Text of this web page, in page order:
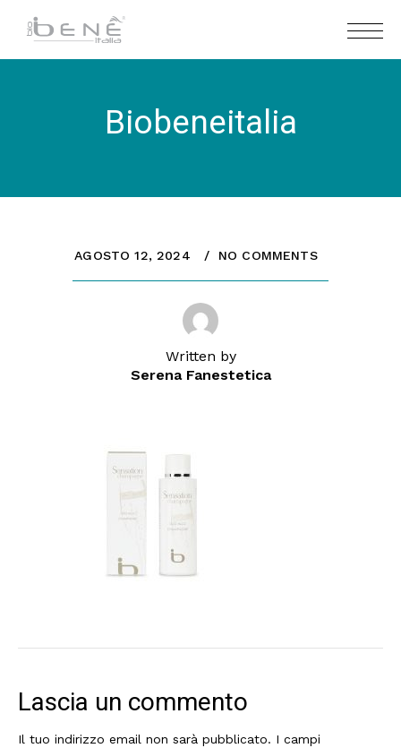
Biobeneitalia
AGOSTO 12, 2024 NO COMMENTS
Written by
Serena Fanestetica
Lascia un commento
Il tuo indirizzo email non sarà pubblicato. I campi